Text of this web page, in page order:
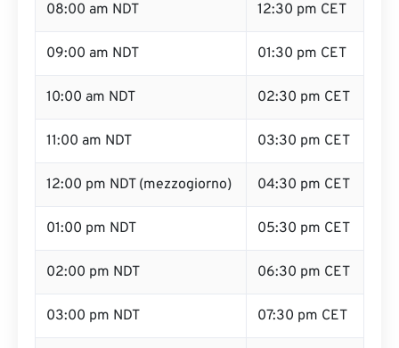
08:00 am NDT 12:30 pm CET
09:00 am NDT 01:30 pm CET
10:00 am NDT 02:30 pm CET
11:00 am NDT 03:30 pm CET
12:00 pm NDT (mezzogiorno) 04:30 pm CET
01:00 pm NDT 05:30 pm CET
02:00 pm NDT 06:30 pm CET
03:00 pm NDT 07:30 pm CET